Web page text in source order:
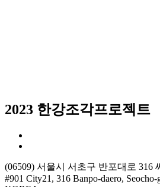
2023 한강조각프로젝트
(06509) 서울시 서초구 반포대로 316
#901 City21, 316 Banpo-daero,